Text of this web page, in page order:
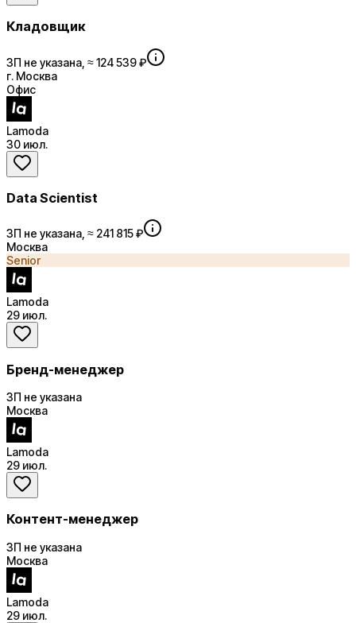
Кладовщик
ЗП не указана, ≈ 124 539 ₽
г. Москва
Офис
Lamoda
30 июл.
Data Scientist
ЗП не указана, ≈ 241 815 ₽
Москва
Senior
Lamoda
29 июл.
Бренд-менеджер
ЗП не указана
Москва
Lamoda
29 июл.
Контент-менеджер
ЗП не указана
Москва
Lamoda
29 июл.